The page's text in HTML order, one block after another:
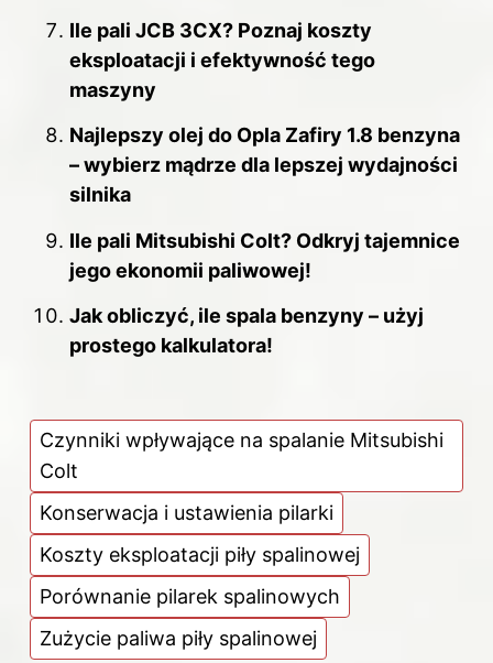
Ile pali JCB 3CX? Poznaj koszty
eksploatacji i efektywność tego
maszyny
Najlepszy olej do Opla Zafiry 1.8 benzyna
– wybierz mądrze dla lepszej wydajności
silnika
Ile pali Mitsubishi Colt? Odkryj tajemnice
jego ekonomii paliwowej!
Jak obliczyć, ile spala benzyny – użyj
prostego kalkulatora!
Czynniki wpływające na spalanie Mitsubishi
Colt
Konserwacja i ustawienia pilarki
Koszty eksploatacji piły spalinowej
Porównanie pilarek spalinowych
Zużycie paliwa piły spalinowej